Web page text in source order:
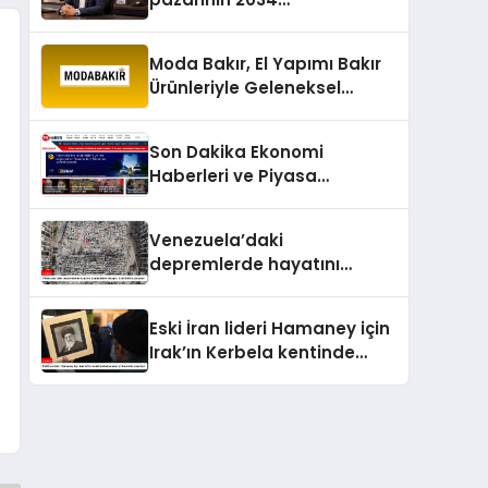
Moda Bakır, El Yapımı Bakır
Ürünleriyle Geleneksel
Son Dakika Ekonomi
Haberleri ve Piyasa
Venezuela’daki
depremlerde hayatını
Eski İran lideri Hamaney için
Irak’ın Kerbela kentinde